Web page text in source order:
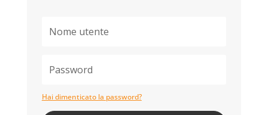
Hai dimenticato la password?